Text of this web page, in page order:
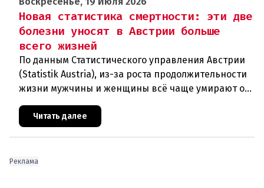
Новая статистика смертности: эти две
болезни уносят в Австрии больше
всего жизней
По данным Статистического управления Австрии
(Statistik Austria), из-за роста продолжительности
жизни мужчины и женщины всё чаще умирают от
Австрии скончались
Читать далее
Реклама